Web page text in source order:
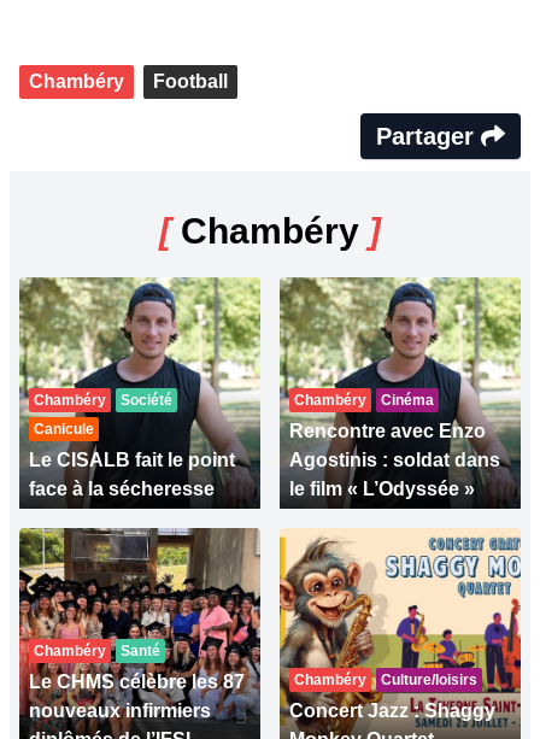
Chambéry Football
Partager
[Chambéry ]
Chambéry
Société
Canicule
Le CISALB fait le point
face à la sécheresse
Chambéry Cinéma
Rencontre avec Enzo
Agostinis : soldat dans
le film « L’Odyssée »
Chambéry Santé
Le CHMS célèbre les 87
nouveaux infirmiers
Chambéry Culture/loisirs
Concert Jazz : Shaggy